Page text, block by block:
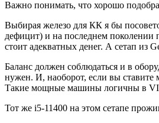
Важно понимать, что хорошо
Выбирая железо для КК я бы
дефицит) и на последнем поколении
стоит адекватных денег. А сетап из
Баланс должен соблюдаться и в
нужен. И, наоборот, если вы ставите
Такие мощные машины логичны в VIP
Тот же i5-11400 на этом сетапе